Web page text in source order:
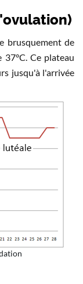
brusquement de
37°C. Ce plateau
jusqu'à l'arrivée